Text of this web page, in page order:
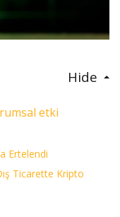
Hide
etki
Ertelendi
Ticarette Kripto